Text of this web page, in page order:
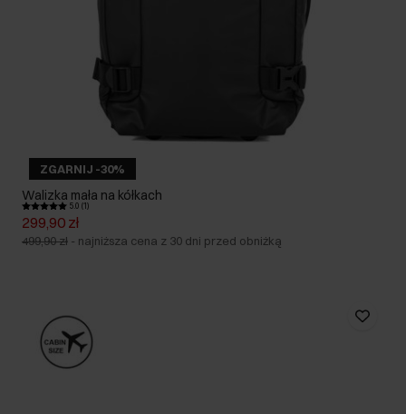
ZGARNIJ -30%
Walizka mała na kółkach
5.0 (1)
299,90 zł
499,90 zł - najniższa cena z 30 dni przed obniżką